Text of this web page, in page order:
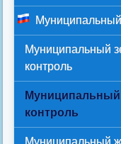
Муниципальный
контроль
Муниципальный
контроль
Муниципальный